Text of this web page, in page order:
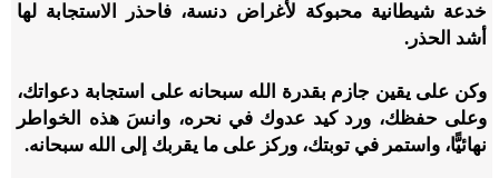
خدعة شيطانية محبوكة لأغراض دنسة، فاحذر الاستجابة لها
أشد الحذر.
وكن على يقين جازم بقدرة الله سبحانه على استجابة دعواتك،
وعلى حفظك، ورد كيد عدوك في نحره، وانسَ هذه الخواطر
نهائيًّا، واستمر في توبتك، وركز على ما يقربك إلى الله سبحانه.